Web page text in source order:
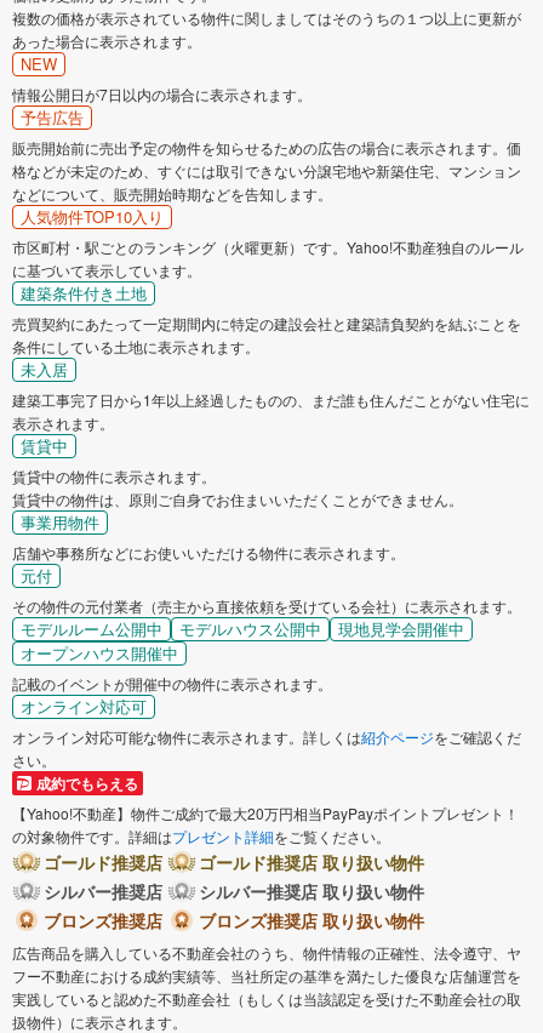
複数の価格が表示されている物件に関しましてはそのうちの１つ以上に更新が
あった場合に表示されます。
NEW
情報公開日が7日以内の場合に表示されます。
予告広告
販売開始前に売出予定の物件を知らせるための広告の場合に表示されます。価
格などが未定のため、すぐには取引できない分譲宅地や新築住宅、マンション
などについて、販売開始時期などを告知します。
人気物件TOP10入り
市区町村・駅ごとのランキング（火曜更新）です。Yahoo!不動産独自のルール
に基づいて表示しています。
建築条件付き土地
売買契約にあたって一定期間内に特定の建設会社と建築請負契約を結ぶことを
条件にしている土地に表示されます。
未入居
建築工事完了日から1年以上経過したものの、まだ誰も住んだことがない住宅に
表示されます。
賃貸中
賃貸中の物件に表示されます。
賃貸中の物件は、原則ご自身でお住まいいただくことができません。
事業用物件
店舗や事務所などにお使いいただける物件に表示されます。
元付
その物件の元付業者（売主から直接依頼を受けている会社）に表示されます。
モデルルーム公開中 モデルハウス公開中
現地見学会開催中
オープンハウス開催中
記載のイベントが開催中の物件に表示されます。
オンライン対応可
オンライン対応可能な物件に表示されます。詳しくは紹介ページをご確認くだ
さい。
成約でもらえる
【Yahoo!不動産】物件ご成約で最大20万円相当PayPayポイントプレゼント！
の対象物件です。詳細はプレゼント詳細をご覧ください。
ゴールド推奨店
ゴールド推奨店 取り扱い物件
シルバー推奨店
シルバー推奨店 取り扱い物件
ブロンズ推奨店
ブロンズ推奨店 取り扱い物件
広告商品を購入している不動産会社のうち、物件情報の正確性、法令遵守、ヤ
フー不動産における成約実績等、当社所定の基準を満たした優良な店舗運営を
実践していると認めた不動産会社（もしくは当該認定を受けた不動産会社の取
扱物件）に表示されます。